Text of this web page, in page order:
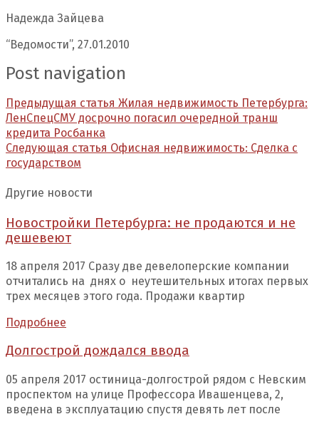
Надежда Зайцева
“Ведомости”, 27.01.2010
Post navigation
Предыдущая статья Жилая недвижимость Петербурга:
ЛенСпецСМУ досрочно погасил очередной транш
кредита Росбанка
Следующая статья Офисная недвижимость: Сделка с
государством
Другие новости
Новостройки Петербурга: не продаются и не
дешевеют
18 апреля 2017 Сразу две девелоперские компании
отчитались на днях о неутешительных итогах первых
трех месяцев этого года. Продажи квартир
Подробнее
Долгострой дождался ввода
05 апреля 2017 остиница-долгострой рядом с Невским
проспектом на улице Профессора Ивашенцева, 2,
введена в эксплуатацию спустя девять лет после